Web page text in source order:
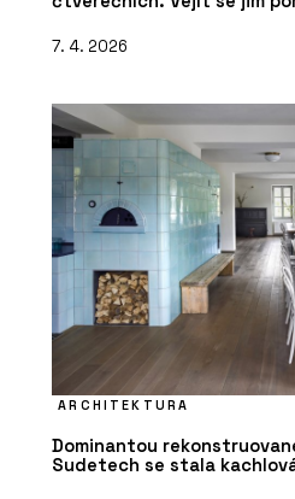
7. 4. 2026
ARCHITEKTURA
Dominantou
Sudetech se stala